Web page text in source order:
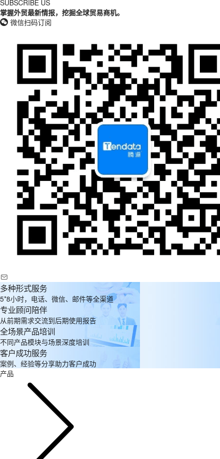
SUBSCRIBE US
掌握外贸最新情报，挖掘全球贸易商机。
微信扫码订阅
多种形式服务
5*8小时，电话、微信、邮件等全渠道
专业顾问陪伴
从前期需求交流到后期使用报告
全场景产品培训
不同产品模块与场景深度培训
客户成功服务
案例、经验等分享助力客户成功
产品